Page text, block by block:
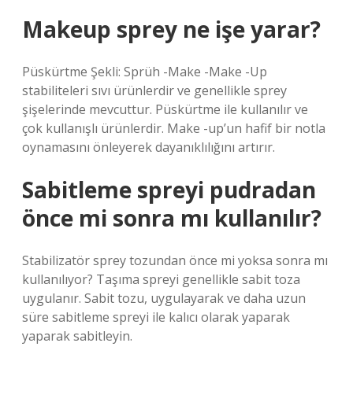
Makeup sprey ne işe yarar?
Püskürtme Şekli: Sprüh -Make -Make -Up
stabiliteleri sıvı ürünlerdir ve genellikle sprey
şişelerinde mevcuttur. Püskürtme ile kullanılır ve
çok kullanışlı ürünlerdir. Make -up’un hafif bir notla
oynamasını önleyerek dayanıklılığını artırır.
Sabitleme spreyi pudradan
önce mi sonra mı kullanılır?
Stabilizatör sprey tozundan önce mi yoksa sonra mı
kullanılıyor? Taşıma spreyi genellikle sabit toza
uygulanır. Sabit tozu, uygulayarak ve daha uzun
süre sabitleme spreyi ile kalıcı olarak yaparak
yaparak sabitleyin.